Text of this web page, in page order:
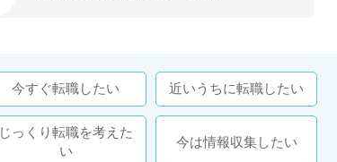
今すぐ転職したい 近いうちに転職したい
じっくり転職を考えた
い
今は情報収集したい